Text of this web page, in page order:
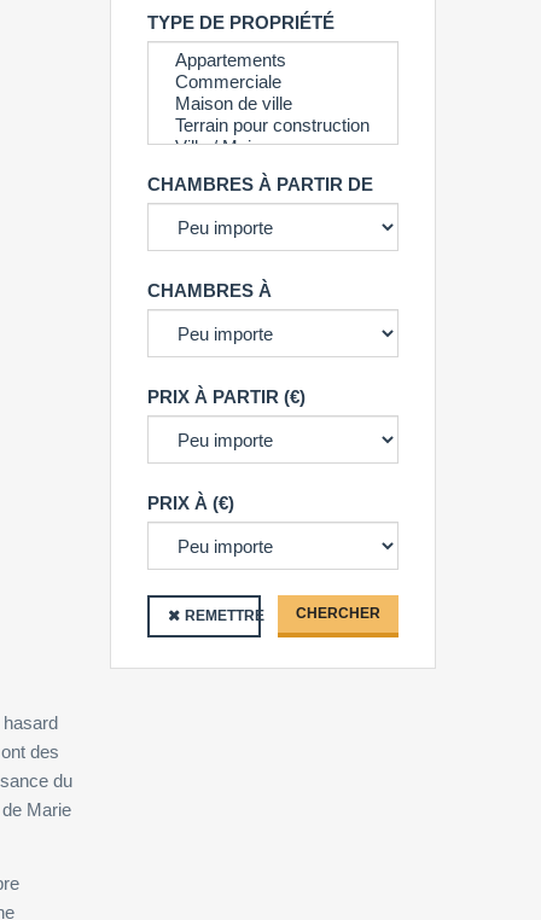
des
du
Marie
TYPE DE PROPRIÉTÉ
CHAMBRES À PARTIR DE
CHAMBRES À
PRIX À PARTIR (€)
PRIX À (€)
REMETTRE CHERCHER